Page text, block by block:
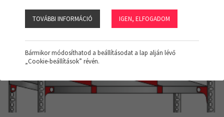
TOVÁBBI INFORMÁCIÓ IGEN, ELFOGADOM
Bármikor módosíthatod a beállításodat a lap alján lévő
„Cookie-beállítások” révén.